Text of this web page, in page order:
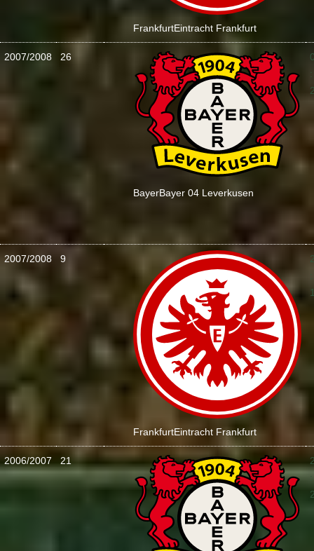
FrankfurtEintracht Frankfurt
2007/2008 26
BayerBayer 04 Leverkusen
:
2007/2008 9
FrankfurtEintracht Frankfurt
2006/2007 21
: